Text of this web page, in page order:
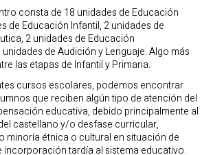
consta de 18 unidades de Educación
de Educación Infantil, 2 unidades de
2 unidades de Educación
de Audición y Lenguaje. Algo más
las etapas de Infantil y Primaria.
cursos escolares, podemos encontrar
que reciben algún tipo de atención del
educativa, debido principalmente al
castellano y/o desfase curricular,
minoría étnica o cultural en situación de
incorporación tardía al sistema educativo.